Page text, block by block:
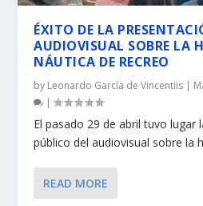
ÉXITO DE LA
AUDIOVISUAL SOBRE LA
NÁUTICA DE RECREO
by Leonardo García de Vincentiis |
|
El pasado 29 de abril tuvo lugar
público del audiovisual sobre la
READ MORE